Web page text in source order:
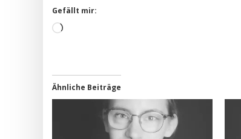
Gefällt mir:
Wird
Ähnliche Beiträge